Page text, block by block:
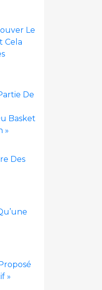
Le
Cela
De
Basket
»
Des
»